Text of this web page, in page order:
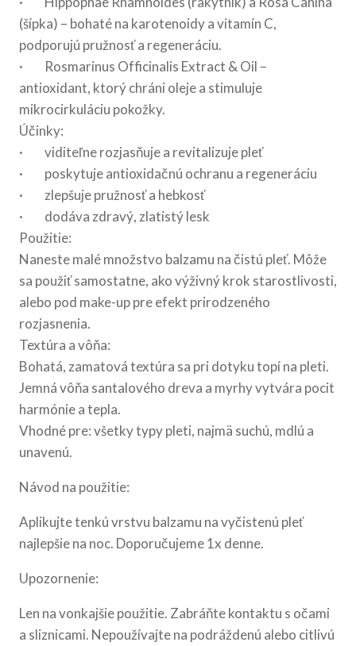
(šípka) – bohaté na karotenoidy a vitamín C,
podporujú pružnosť a regeneráciu.
· Rosmarinus Officinalis Extract & Oil –
antioxidant, ktorý chráni oleje a stimuluje
mikrocirkuláciu pokožky.
Účinky:
· viditeľne rozjasňuje a revitalizuje pleť
· poskytuje antioxidačnú ochranu a regeneráciu
· zlepšuje pružnosť a hebkosť
· dodáva zdravý, zlatistý lesk
Použitie:
Naneste malé množstvo balzamu na čistú pleť. Môže
sa použiť samostatne, ako výživný krok starostlivosti,
alebo pod make-up pre efekt prirodzeného
rozjasnenia.
Textúra a vôňa:
Bohatá, zamatová textúra sa pri dotyku topí na pleti.
Jemná vôňa santalového dreva a myrhy vytvára pocit
harmónie a tepla.
Vhodné pre: všetky typy pleti, najmä suchú, mdlú a
unavenú.
Návod na použitie:
Aplikujte tenkú vrstvu balzamu na vyčistenú pleť
najlepšie na noc. Doporučujeme 1x denne.
Upozornenie:
Len na vonkajšie použitie. Zabráňte kontaktu s očami
a sliznicami. Nepoužívajte na podráždenú alebo citlivú